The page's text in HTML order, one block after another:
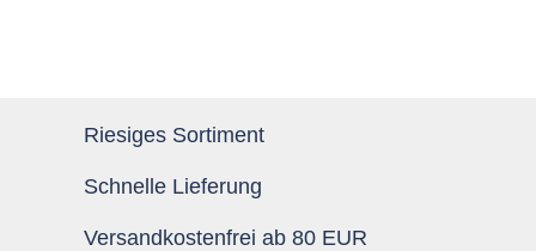
Riesiges Sortiment
Schnelle Lieferung
Versandkostenfrei ab 80 EUR